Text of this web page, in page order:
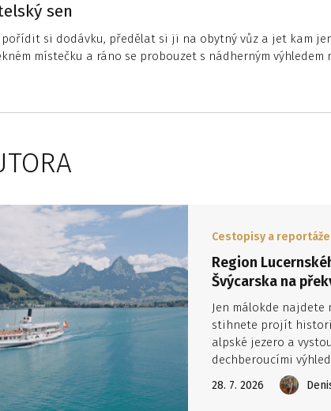
sen
pořídit si dodávku, předělat si ji na obytný vůz a jet kam
místečku a ráno se probouzet s nádherným výhledem
Cestopisy a reportáže
Region
Švýcarska na
Jen málokde najdete
stihnete projít
alpské jezero a
dechberoucími
spojuje ikonické
veřejnou dopravu i
28. 7. 2026